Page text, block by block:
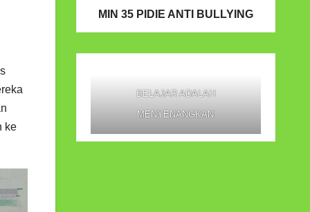
ke
MIN 35 PIDIE ANTI BULLYING
BELAJAR ADALAH
MENYENANGKAN